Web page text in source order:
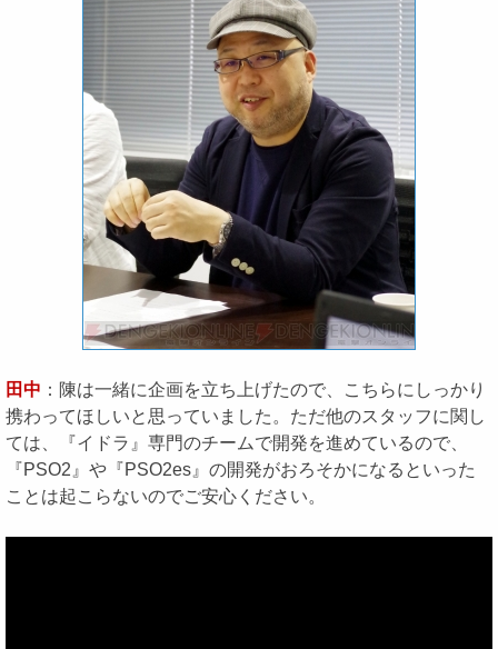
田中 ：陳は一緒に企画を立ち上げたので、こちらにしっかり
携わってほしいと思っていました。ただ他のスタッフに関し
ては、『イドラ』専門のチームで開発を進めているので、
『PSO2』や『PSO2es』の開発がおろそかになるといった
ことは起こらないのでご安心ください。